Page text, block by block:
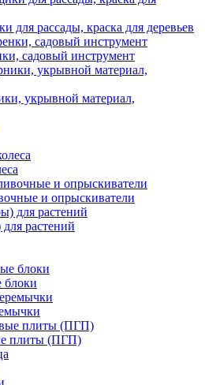
для рассады, краска для деревьев
садовый инструмент
укрывной материал,
и опрыскиватели
растений
блоки
плиты (ПГП)